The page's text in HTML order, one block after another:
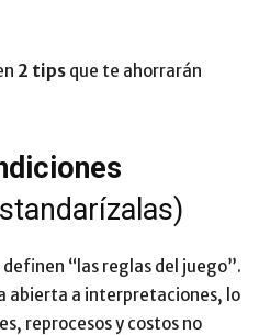
2 tips que te ahorrarán
“las reglas del juego”.
abierta a interpretaciones, lo
reprocesos y costos no